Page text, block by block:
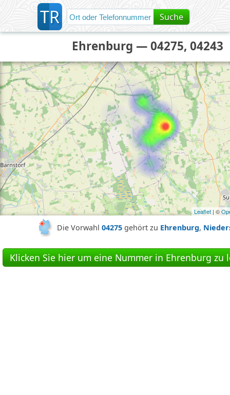
TR Suche
Ehrenburg — 04275, 04243
Leaflet | ©
Die Vorwahl04275 gehört zu Ehrenburg,
Klicken Sie hier um eine Nummer in Ehrenburg zu